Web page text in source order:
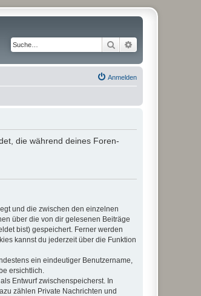
Suche
Anmelden
die während deines Foren-
und die zwischen den einzelnen
über die von dir gelesenen Beiträge
bist) gespeichert. Ferner werden
kannst du jederzeit über die Funktion
ein eindeutiger Benutzername,
ersichtlich.
Entwurf zwischenspeicherst. In
zählen Private Nachrichten und